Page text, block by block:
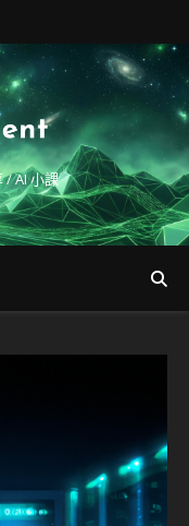
/ AI 小課